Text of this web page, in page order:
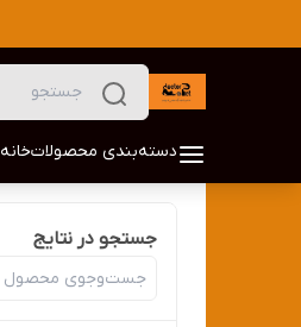
دسته‌بندی محصولاتخانه
جستجو در نتایج